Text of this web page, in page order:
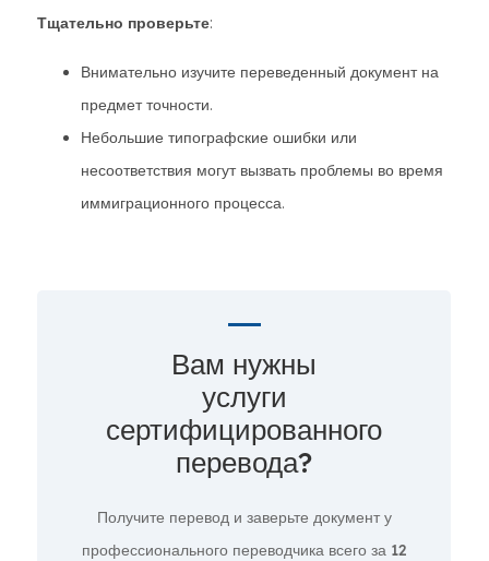
Тщательно проверьте:
Внимательно изучите переведенный документ на
предмет точности.
Небольшие типографские ошибки или
несоответствия могут вызвать проблемы во время
иммиграционного процесса.
Вам нужны
услуги
сертифицированного
перевода?
Получите перевод и заверьте документ у
профессионального переводчика всего за 12